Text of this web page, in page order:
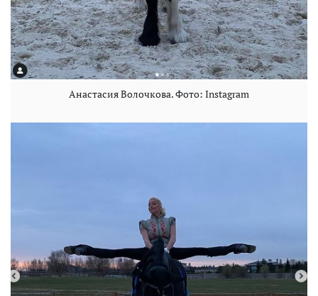
Анастасия Волочкова. Фото: Instagram